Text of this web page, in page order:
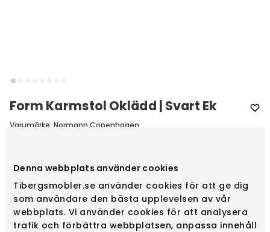
Denna webbplats använder cookies
Tibergsmobler.se använder cookies för att ge dig
som användare den bästa upplevelsen av vår
webbplats. Vi använder cookies för att analysera
trafik och förbättra webbplatsen, anpassa innehåll
Form Karmstol Oklädd | Svart Ek
Varumärke: Normann Copenhagen
Svart ek fr.